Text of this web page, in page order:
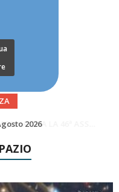
2026
mese – Agosto 2026